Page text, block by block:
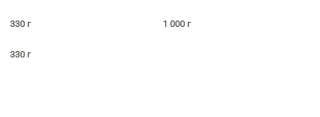
330 г 1 000 г
330 г